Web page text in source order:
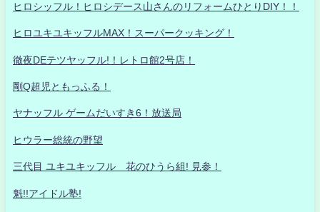
ヒロシッフル！ヒロシデース山さんのリフォームひとりDIY！！
ヒロユキユキッフルMAX！スーパークッキング！
徹夜DEテツヤッフル!！レトロ館2号店！
剛Q超児ともっふる！
ヤナッフル ゲームだいすき6！放送局
ヒウラー総統の野望
三代目 ユキユキッフル 花のひうら組! 見参！
魁!!アイドル塾!